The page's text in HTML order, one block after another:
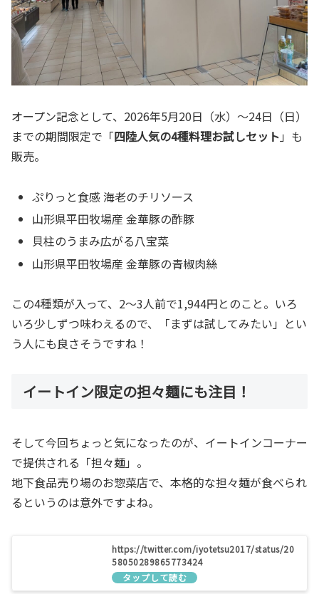
オープン記念として、2026年5月20日（水）～24日（日）
までの期間限定で「四陸人気の4種料理お試しセット 」も
販売。
ぷりっと食感 海老のチリソース
山形県平田牧場産 金華豚の酢豚
貝柱のうまみ広がる八宝菜
山形県平田牧場産 金華豚の青椒肉絲
この4種類が入って、2〜3人前で1,944円とのこと。いろ
いろ少しずつ味わえるので、「まずは試してみたい」とい
う人にも良さそうですね！
イートイン限定の担々麺にも注目！
そして今回ちょっと気になったのが、イートインコーナー
で提供される「担々麺」。
地下食品売り場のお惣菜店で、本格的な担々麺が食べられ
るというのは意外ですよね。
https://twitter.com/iyotetsu2017/status/20
58050289865773424